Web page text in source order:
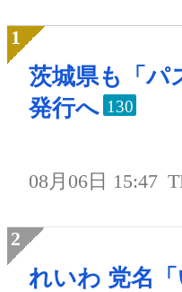
茨城県も「パ
発行へ 130
08月06日 15:47
れいわ 党名